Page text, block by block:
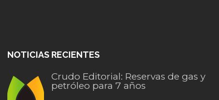
NOTICIAS RECIENTES
Crudo Editorial: Reservas de gas y
petróleo para 7 años